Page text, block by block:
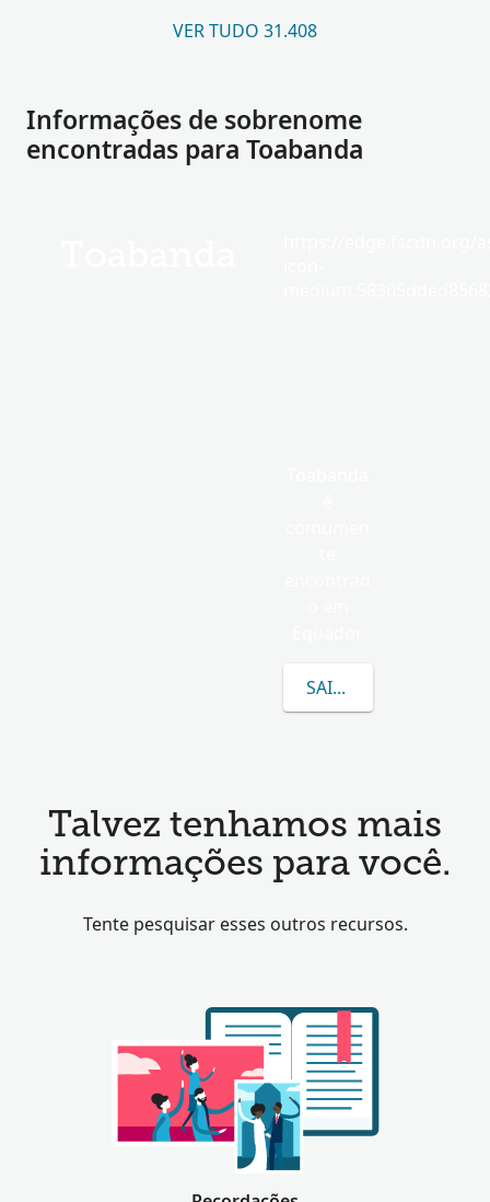
VER TUDO 31.408
Informações de sobrenome
encontradas para Toabanda
SAIBA MAIS SOBRE
Talvez tenhamos mais
informações para você.
Tente pesquisar esses outros recursos.